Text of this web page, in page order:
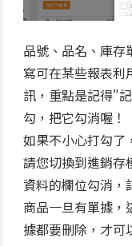
品號、品名、庫存
寫可在某些報表利
訊，重點是記得"
勾，把它勾消喔！
如果不小心打勾了
請您切換到進銷存
資料的欄位勾消，
商品一旦有單據，
據都要刪除，才可